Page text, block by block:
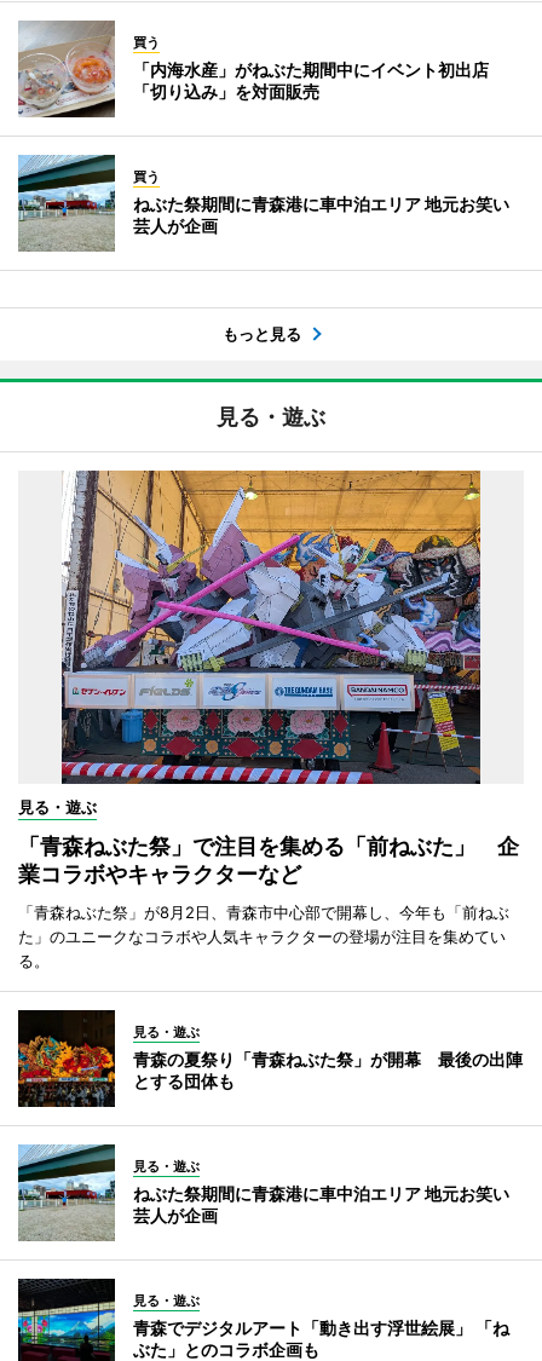
買う
「内海水産」がねぶた期間中にイベント初出店
「切り込み」を対面販売
買う
ねぶた祭期間に青森港に車中泊エリア 地元お笑い
芸人が企画
もっと見る
見る・遊ぶ
見る・遊ぶ
「青森ねぶた祭」で注目を集める「前ねぶた」 企
業コラボやキャラクターなど
「青森ねぶた祭」が8月2日、青森市中心部で開幕し、今年も「前ねぶ
た」のユニークなコラボや人気キャラクターの登場が注目を集めてい
る。
見る・遊ぶ
青森の夏祭り「青森ねぶた祭」が開幕 最後の出陣
とする団体も
見る・遊ぶ
ねぶた祭期間に青森港に車中泊エリア 地元お笑い
芸人が企画
見る・遊ぶ
青森でデジタルアート「動き出す浮世絵展」 「ね
ぶた」とのコラボ企画も